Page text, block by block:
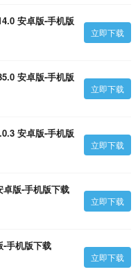
安卓版-手机版
立即下载
安卓版-手机版
立即下载
安卓版-手机版
立即下载
版-手机版下载
立即下载
手机版下载
立即下载